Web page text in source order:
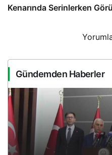
Kenarında Serinlerken
Gündemden Haberler